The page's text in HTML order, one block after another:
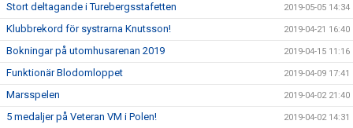
Stort deltagande i Turebergsstafetten 2019-05-05 14:34
Klubbrekord för systrarna Knutsson! 2019-04-21 16:40
Bokningar på utomhusarenan 2019 2019-04-15 11:16
Funktionär Blodomloppet 2019-04-09 17:41
Marsspelen 2019-04-02 21:40
5 medaljer på Veteran VM i Polen! 2019-04-02 14:31